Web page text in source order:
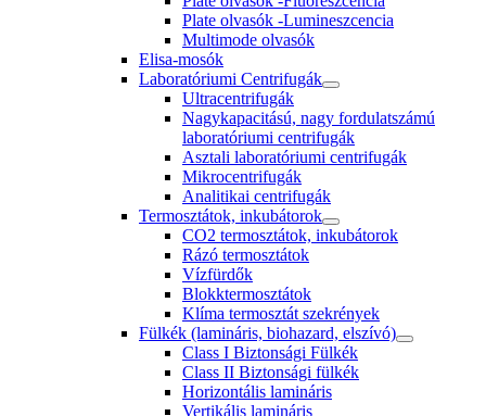
Plate olvasók -Lumineszcencia
Multimode olvasók
Elisa-mosók
Laboratóriumi Centrifugák
Ultracentrifugák
Nagykapacitású, nagy fordulatszámú
laboratóriumi centrifugák
Asztali laboratóriumi centrifugák
Mikrocentrifugák
Analitikai centrifugák
Termosztátok, inkubátorok
CO2 termosztátok, inkubátorok
Rázó termosztátok
Vízfürdők
Blokktermosztátok
Klíma termosztát szekrények
Fülkék (lamináris, biohazard, elszívó)
Class I Biztonsági Fülkék
Class II Biztonsági fülkék
Horizontális lamináris
Vertikális lamináris